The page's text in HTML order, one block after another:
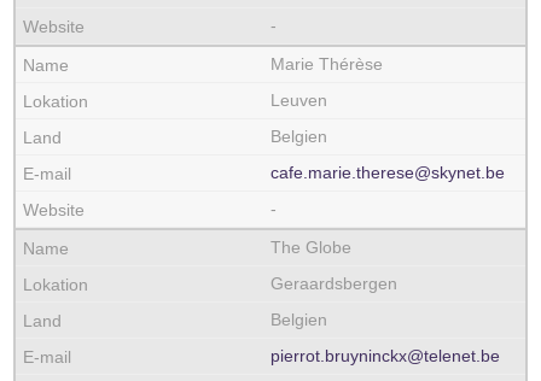
-
Marie Thérèse
Leuven
Belgien
cafe.marie.therese@skynet.be
-
The Globe
Geraardsbergen
Belgien
pierrot.bruyninckx@telenet.be